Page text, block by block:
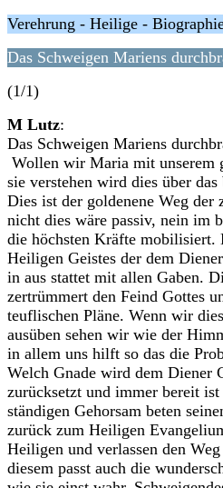
Verehrung - Heilige -
Das Schweigen Mariens
(1/1)
M Lutz:
Das Schweigen Mariens
Wollen wir Maria mit unserem
sie verstehen wird dies über
Dies ist der goldenene Weg
nicht dies wäre passiv, nein im
die höchsten Kräfte mobilisiert.
Heiligen Geistes der dem
in aus stattet mit allen Gaben.
zertrümmert den Feind Gottes
teuflischen Pläne. Wenn wir
ausüben sehen wir wie der
in allem uns hilft so das die
Welch Gnade wird dem Diener
zurücksetzt und immer bereit
ständigen Gehorsam beten
zurück zum Heiligen
Heiligen und verlassen den
diesem passt auch die